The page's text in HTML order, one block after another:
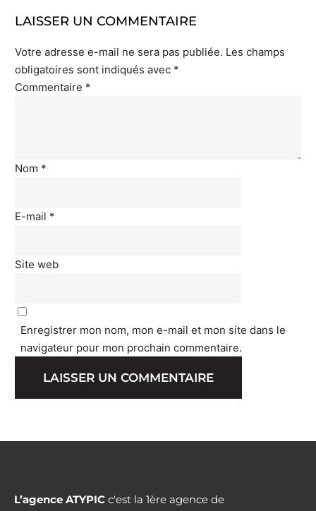
LAISSER UN COMMENTAIRE
Votre adresse e-mail ne sera pas publiée. Les champs
obligatoires sont indiqués avec *
Commentaire *
Nom *
E-mail *
Site web
Enregistrer mon nom, mon e-mail et mon site dans le
navigateur pour mon prochain commentaire.
L’agence ATYPIC c'est la 1ère agence de